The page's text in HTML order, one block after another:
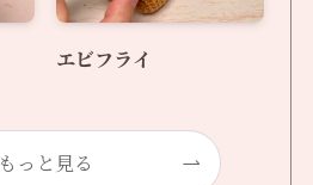
エビフライ
もっと見る